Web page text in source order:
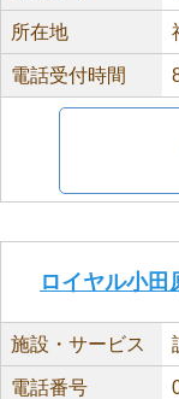
所在地
電話受付時間
ロイヤル小田
施設・サービス
電話番号